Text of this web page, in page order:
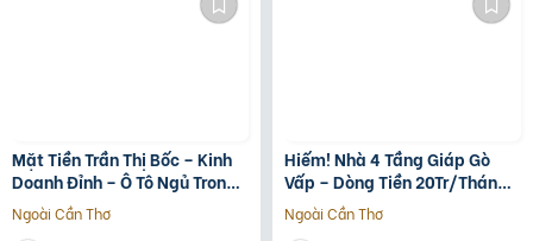
Mặt Tiền Trần Thị Bốc – Kinh
Doanh Đỉnh – Ô Tô Ngủ Trong
Nhà
Ngoài Cần Thơ
Hiếm! Nhà 4 Tầng Giáp Gò
Vấp – Dòng Tiền 20Tr/Tháng
– Tương Lai Ra Mặt Tiền 12M
Ngoài Cần Thơ